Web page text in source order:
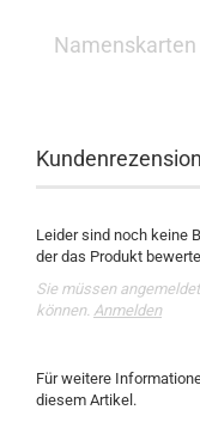
Namenskarten
Leider sind noch keine
der das Produkt
Sie müssen
können. Anmelden
Für weitere
diesem Artikel.